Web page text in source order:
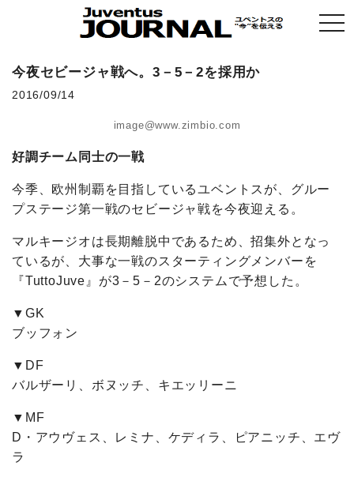
今夜セビージャ戦へ。3－5－2を採用か
2016/09/14
image@www.zimbio.com
好調チーム同士の一戦
今季、欧州制覇を目指しているユベントスが、グルー
プステージ第一戦のセビージャ戦を今夜迎える。
マルキージオは長期離脱中であるため、招集外となっ
ているが、大事な一戦のスターティングメンバーを
『TuttoJuve』が3－5－2のシステムで予想した。
▼GK
ブッフォン
▼DF
バルザーリ、ボヌッチ、キエッリーニ
▼MF
D・アウヴェス、レミナ、ケディラ、ピアニッチ、エヴ
ラ